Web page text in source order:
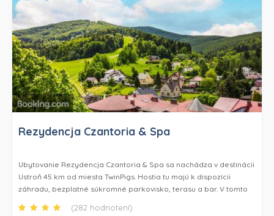
Hostia môžu v ubytovaní Privat Iva Smokovec využívať gril.
Po dni strávenom turistikou, lyžovaním alebo cyklistikou môžu
hostia relaxovať v záhrade alebo v spoločenskej miestnosti.
Ubytovanie Privat Iva Smokovec sa nachádza 25 km od miesta
Chodník korunami stromov a 45 km od miesta Dobšinská ľadová
jaskyňa. Letisko Poprad-Tatry je vzdialené 9 km.
Rezydencja Czantoria & Spa
Ubytovanie Rezydencja Czantoria & Spa sa nachádza v destinácii
Ustroň 45 km od miesta TwinPigs. Hostia tu majú k dispozícii
záhradu, bezplatné súkromné parkovisko, terasu a bar. V tomto
recepciu s nepretržitou prevádzkou, ako aj bezplatné Wi-Fi.
(282 hodnotení)